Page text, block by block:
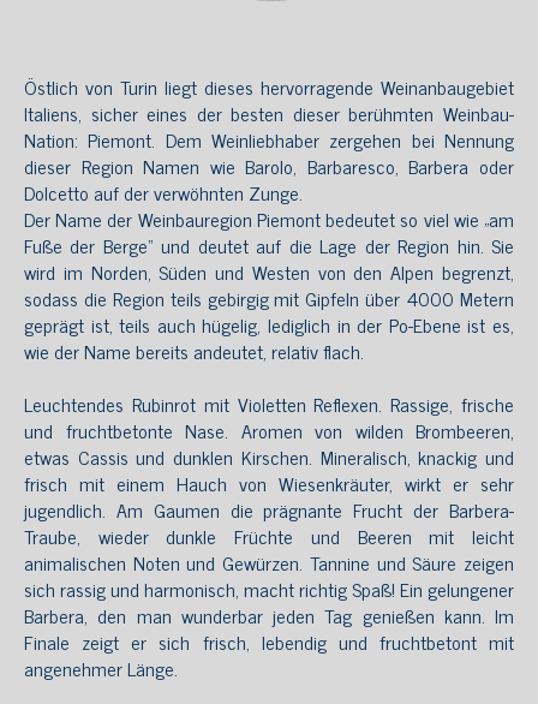
Östlich von Turin liegt dieses hervorragende Weinanbaugebiet
Italiens, sicher eines der besten dieser berühmten Weinbau-
Nation: Piemont. Dem Weinliebhaber zergehen bei Nennung
dieser Region Namen wie Barolo, Barbaresco, Barbera oder
Dolcetto auf der verwöhnten Zunge.
Der Name der Weinbauregion Piemont bedeutet so viel wie „am
Fuße der Berge“ und deutet auf die Lage der Region hin. Sie
wird im Norden, Süden und Westen von den Alpen begrenzt,
sodass die Region teils gebirgig mit Gipfeln über 4000 Metern
geprägt ist, teils auch hügelig, lediglich in der Po-Ebene ist es,
wie der Name bereits andeutet, relativ flach.
Leuchtendes Rubinrot mit Violetten Reflexen. Rassige, frische
und fruchtbetonte Nase. Aromen von wilden Brombeeren,
etwas Cassis und dunklen Kirschen. Mineralisch, knackig und
frisch mit einem Hauch von Wiesenkräuter, wirkt er sehr
jugendlich. Am Gaumen die prägnante Frucht der Barbera-
Traube, wieder dunkle Früchte und Beeren mit leicht
animalischen Noten und Gewürzen. Tannine und Säure zeigen
sich rassig und harmonisch, macht richtig Spaß! Ein gelungener
Barbera, den man wunderbar jeden Tag genießen kann. Im
Finale zeigt er sich frisch, lebendig und fruchtbetont mit
angenehmer Länge.